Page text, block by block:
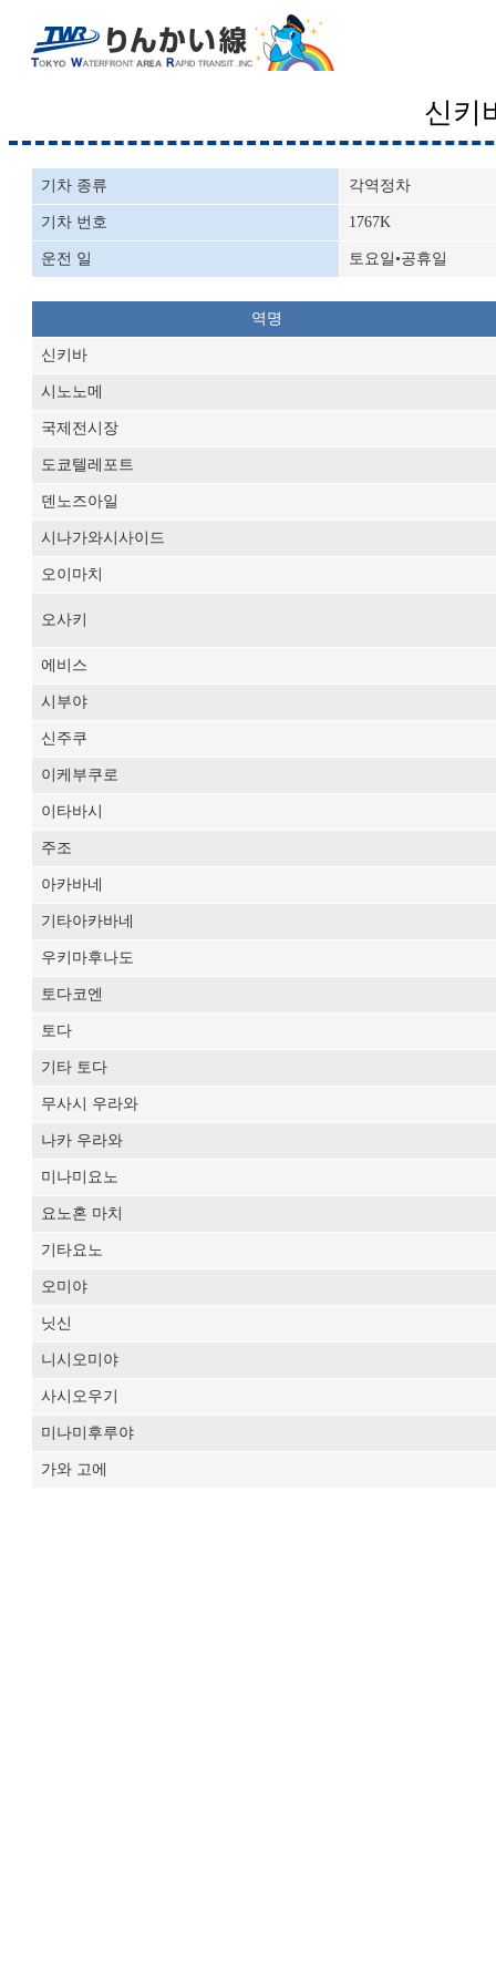
신키
기차 종류 각역정차
기차 번호 1767K
운전 일 토요일•공휴일
역명
신키바
시노노메
국제전시장
도쿄텔레포트
덴노즈아일
시나가와시사이드
오이마치
오사키
에비스
시부야
신주쿠
이케부쿠로
이타바시
주조
아카바네
기타아카바네
우키마후나도
토다코엔
토다
기타 토다
무사시 우라와
나카 우라와
미나미요노
요노혼 마치
기타요노
오미야
닛신
니시오미야
사시오우기
미나미후루야
가와 고에